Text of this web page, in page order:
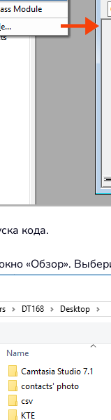
ActiveDocument
кода.
«Обзор».